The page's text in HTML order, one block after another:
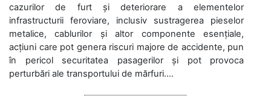
cazurilor de furt și deteriorare a elementelor
infrastructurii feroviare, inclusiv sustragerea pieselor
metalice, cablurilor și altor componente esențiale,
acțiuni care pot genera riscuri majore de accidente, pun
în pericol securitatea pasagerilor și pot provoca
perturbări ale transportului de mărfuri....